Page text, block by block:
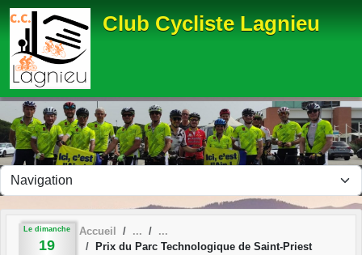
Club Cycliste Lagnieu
Le dimanche
19
Accueil
Prix du Parc Technologique de Saint-Priest
Panneau de gestion des cookies